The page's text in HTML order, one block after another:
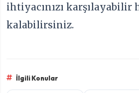
ihtiyacınızı karşılayabilir
kalabilirsiniz.
İlgili Konular